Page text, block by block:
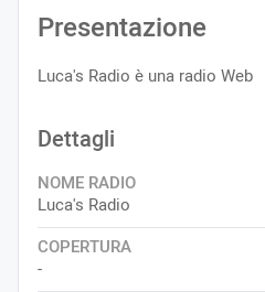
Presentazione
Luca's Radio è una radio Web
Dettagli
NOME RADIO
Luca's Radio
COPERTURA
-